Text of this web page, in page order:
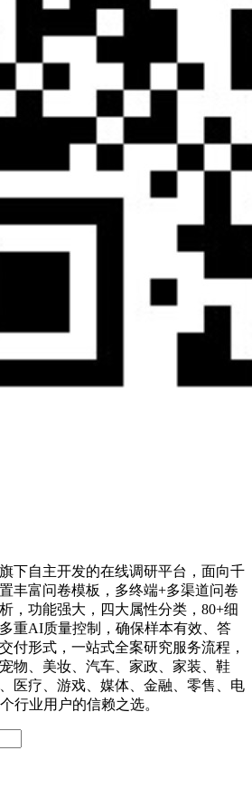
下自主开发的在线调研平台，面向千
丰富问卷模板，多终端+多渠道问卷
，功能强大，四大属性分类，80+细
重AI质量控制，确保样本有效、答
付形式，一站式全案研究服务流程，
物、美妆、汽车、家政、家装、鞋
医疗、游戏、媒体、金融、零售、电
行业用户的信赖之选。